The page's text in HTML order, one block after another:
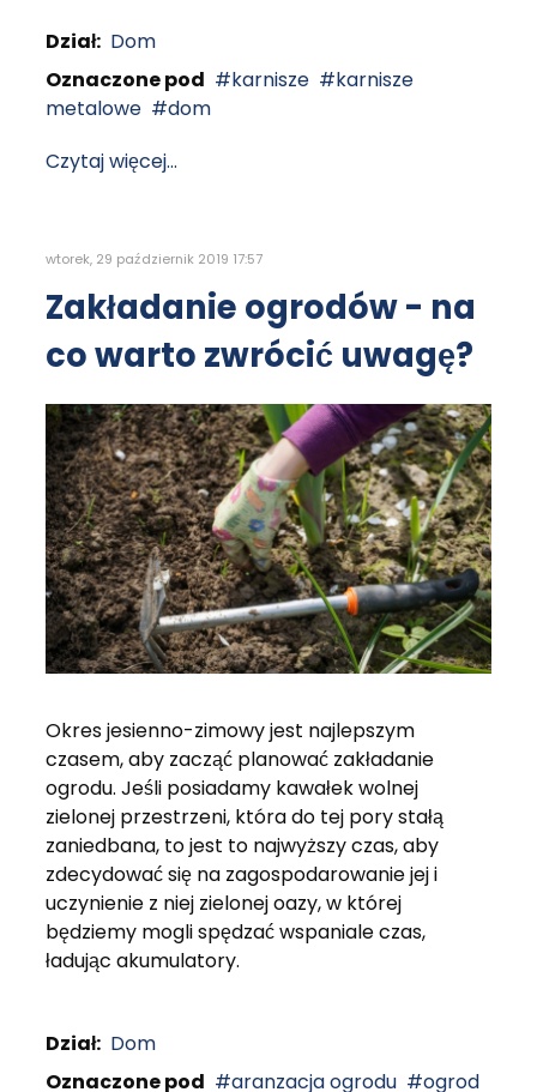
Dział: Dom
Oznaczone pod
karnisze
karnisze
metalowe
dom
Czytaj więcej...
wtorek, 29 październik 2019 17:57
Zakładanie ogrodów - na
co warto zwrócić uwagę?
Okres jesienno-zimowy jest najlepszym
czasem, aby zacząć planować zakładanie
ogrodu. Jeśli posiadamy kawałek wolnej
zielonej przestrzeni, która do tej pory stałą
zaniedbana, to jest to najwyższy czas, aby
zdecydować się na zagospodarowanie jej i
uczynienie z niej zielonej oazy, w której
będziemy mogli spędzać wspaniale czas,
ładując akumulatory.
Dział: Dom
Oznaczone pod
aranzacja ogrodu
ogrod